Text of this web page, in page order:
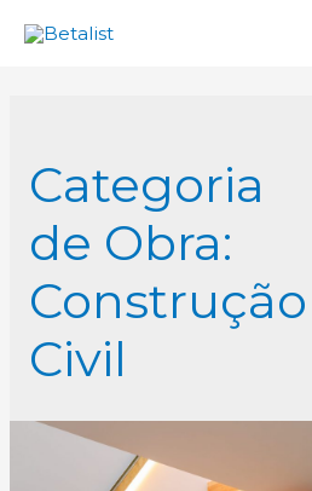
Categoria
de Obra:
Construção
Civil